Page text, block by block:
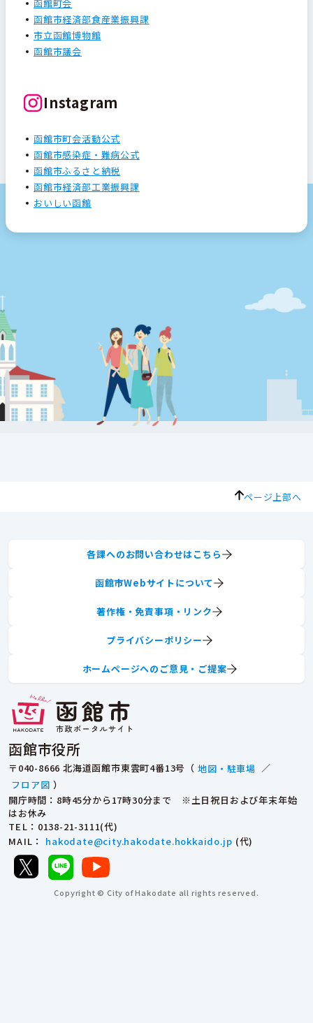
函館町会
函館市経済部食産業振興課
市立函館博物館
函館市議会
Instagram
函館市町会活動公式
函館市感染症・難病公式
函館市ふるさと納税
函館市経済部工業振興課
おいしい函館
ページ上部へ
函館市役所
〒040-8666 北海道函館市東雲町4番13号（ 地図・駐車場 ／
フロア図 ）
開庁時間：8時45分から17時30分まで ※土日祝日および年末年始
はお休み
TEL ：0138-21-3111(代)
MAIL ： hakodate@city.hakodate.hokkaido.jp (代)
各課へのお問い合わせはこちら
函館市Webサイトについて
著作権・免責事項・リンク
プライバシーポリシー
ホームページへのご意見・ご提案
Copyright © City of Hakodate all rights reserved.